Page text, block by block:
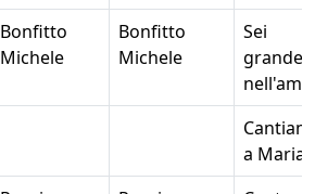
Bonfitto
Michele
Bonfitto
Michele
Sei
grande
a Maria